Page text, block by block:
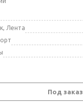
Лента
Под заказ